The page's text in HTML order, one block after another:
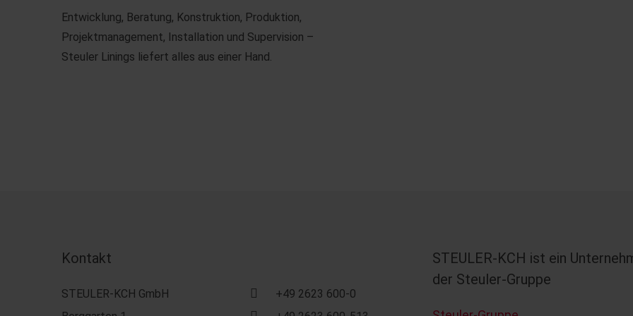
Entwicklung, Beratung, Konstruktion, Produktion,
Projektmanagement, Installation und Supervision –
Steuler Linings liefert alles aus einer Hand.
Kontakt
STEULER-KCH GmbH
+49 2623 600-0
STEULER-KCH ist ein
der Steuler-Gruppe